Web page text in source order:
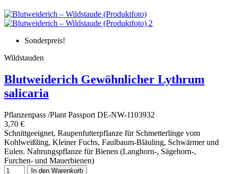
Sonderpreis!
Wildstauden
Blutweiderich Gewöhnlicher Lythrum
salicaria
Pflanzenpass /Plant Passport DE-NW-1103932
3,70 €
Schnittgeeignet, Raupenfutterpflanze für Schmetterlinge vom
Kohlweißling, Kleiner Fuchs, Faulbaum-Bläuling, Schwärmer und
Eulen. Nahrungspflanze für Bienen (Langhorn-, Sägehorn-,
Furchen- und Mauerbienen)
In den Warenkorb